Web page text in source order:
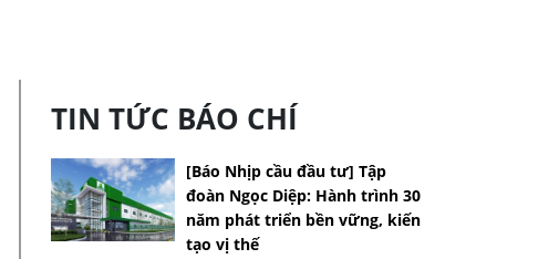
TIN TỨC BÁO CHÍ
[Báo Nhịp cầu đầu tư] Tập
đoàn Ngọc Diệp: Hành trình 30
năm phát triển bền vững, kiến
tạo vị thế